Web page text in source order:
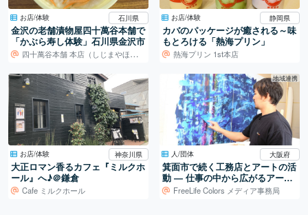
お店/体験 石川県
金沢の老舗漬物屋四十萬谷本舗で
「かぶら寿し体験」石川県金沢市
四十萬谷本舗 本店（しじまやほんぽ ほんてん）
お店/体験 静岡県
カバのパッケージが癒される～味
もとろける「熱海プリン」
熱海プリン 1st本店
お店/体験 神奈川県
大正ロマン香るカフェ『ミルクホ
ール』へ♪＠鎌倉
Cafe ミルクホール
地域連携
人/団体 大阪府
箕面市で続く工務店とアートの活
動 ― 仕事の中から広がるアート
制作FreeLife Colors メディア事務局